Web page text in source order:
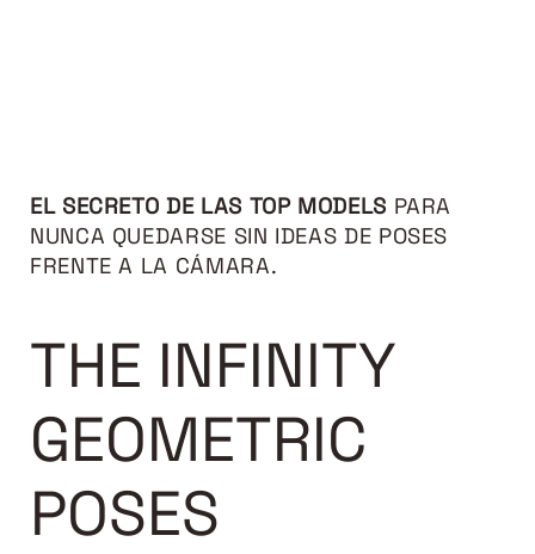
EL SECRETO DE LAS TOP MODELS PARA
NUNCA QUEDARSE SIN IDEAS DE POSES
FRENTE A LA CÁMARA.
THE INFINITY
GEOMETRIC
POSES